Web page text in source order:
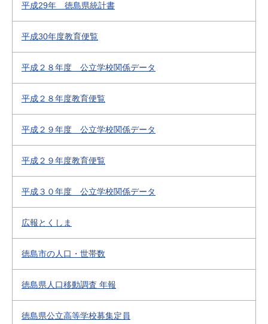
平成29年 徳島県統計書
平成30年度教育便覧
平成２８年度 公立学校関係データ
平成２８年度教育便覧
平成２９年度 公立学校関係データ
平成２９年度教育便覧
平成３０年度 公立学校関係データ
広報とくしま
徳島市の人口・世帯数
徳島県人口移動調査 年報
徳島県公立高等学校募集定員